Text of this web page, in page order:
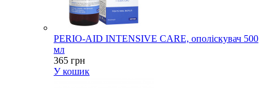
PERIO-AID INTENSIVE CARE, ополіскувач 500
мл
365 грн
У кошик